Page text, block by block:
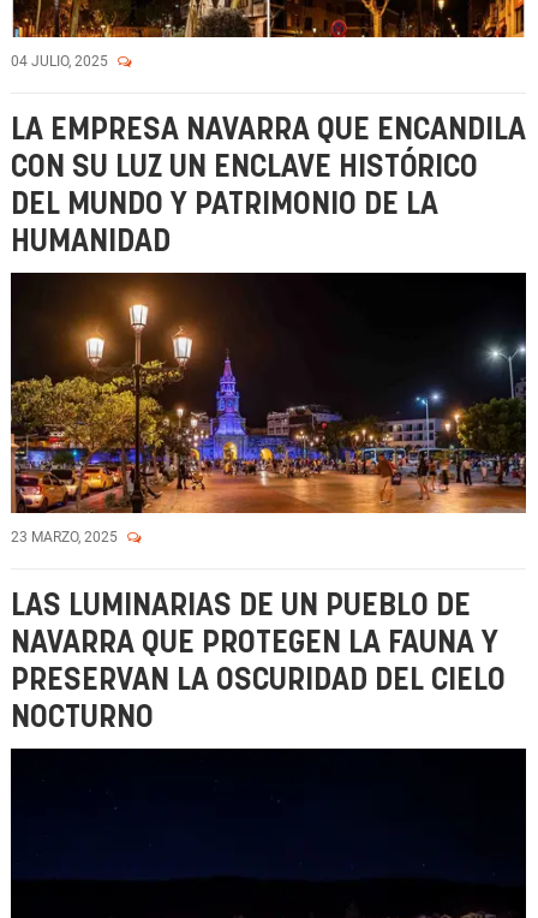
04 JULIO, 2025
LA EMPRESA NAVARRA QUE ENCANDILA
CON SU LUZ UN ENCLAVE HISTÓRICO
DEL MUNDO Y PATRIMONIO DE LA
HUMANIDAD
23 MARZO, 2025
LAS LUMINARIAS DE UN PUEBLO DE
NAVARRA QUE PROTEGEN LA FAUNA Y
PRESERVAN LA OSCURIDAD DEL CIELO
NOCTURNO